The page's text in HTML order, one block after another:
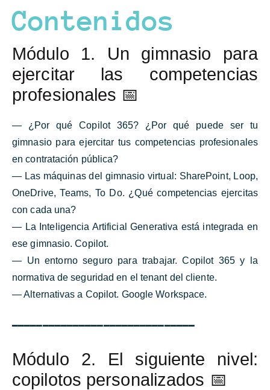
Contenidos
Módulo 1. Un gimnasio para
ejercitar las competencias
profesionales 📅
— ¿Por qué Copilot 365? ¿Por qué puede ser tu
gimnasio para ejercitar tus competencias profesionales
en contratación pública?
— Las máquinas del gimnasio virtual: SharePoint, Loop,
OneDrive, Teams, To Do. ¿Qué competencias ejercitas
con cada una?
— La Inteligencia Artificial Generativa está integrada en
ese gimnasio. Copilot.
— Un entorno seguro para trabajar. Copilot 365 y la
normativa de seguridad en el tenant del cliente.
— Alternativas a Copilot. Google Workspace.
━━━━━━━━━━━━━━━━━━━━━━━━━━━━━━
Módulo 2. El siguiente nivel:
copilotos personalizados 📅